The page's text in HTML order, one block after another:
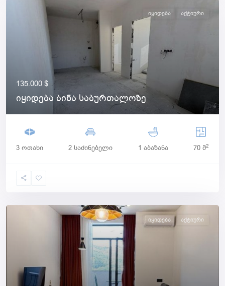
იყიდება Აქტიური
135.000 $
იყიდება ბინა საბურთალოზე
3 ოთახი 2 საძინებელი 1 აბაზანა 70 მ2
იყიდება Აქტიური